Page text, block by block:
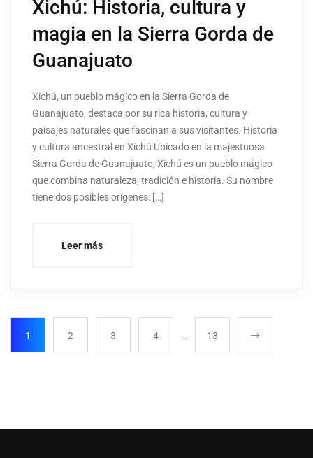
Xichú: Historia, cultura y
magia en la Sierra Gorda de
Guanajuato
Xichú, un pueblo mágico en la Sierra Gorda de
Guanajuato, destaca por su rica historia, cultura y
paisajes naturales que fascinan a sus visitantes. Historia
y cultura ancestral en Xichú Ubicado en la majestuosa
Sierra Gorda de Guanajuato, Xichú es un pueblo mágico
que combina naturaleza, tradición e historia. Su nombre
tiene dos posibles orígenes: […]
Leer más
1 2 3 4 … 13